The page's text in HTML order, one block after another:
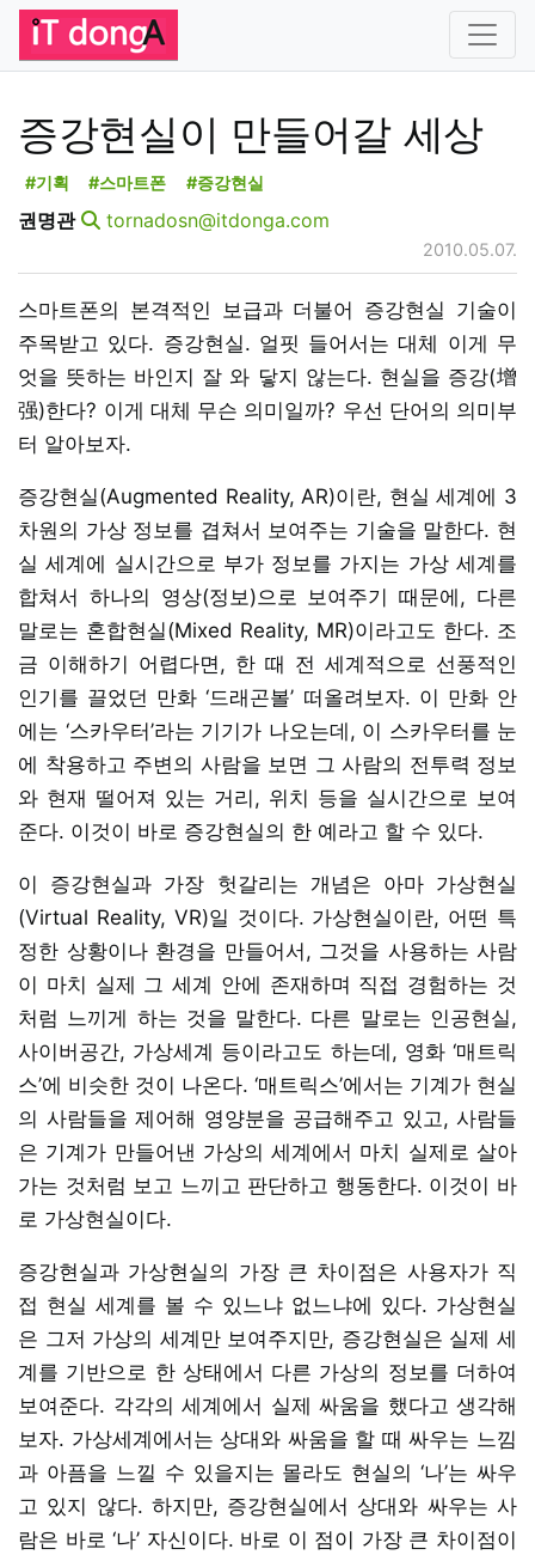
증강현실이 만들어갈 세상
#기획 #스마트폰 #증강현실
권명관 tornadosn@itdonga.com
2010.05.07.
스마트폰의 본격적인 보급과 더불어 증강현실 기술이
주목받고 있다. 증강현실. 얼핏 들어서는 대체 이게 무
엇을 뜻하는 바인지 잘 와 닿지 않는다. 현실을 증강(增
强)한다? 이게 대체 무슨 의미일까? 우선 단어의 의미부
터 알아보자.
증강현실(Augmented Reality, AR)이란, 현실 세계에 3
차원의 가상 정보를 겹쳐서 보여주는 기술을 말한다. 현
실 세계에 실시간으로 부가 정보를 가지는 가상 세계를
합쳐서 하나의 영상(정보)으로 보여주기 때문에, 다른
말로는 혼합현실(Mixed Reality, MR)이라고도 한다. 조
금 이해하기 어렵다면, 한 때 전 세계적으로 선풍적인
인기를 끌었던 만화 ‘드래곤볼’ 떠올려보자. 이 만화 안
에는 ‘스카우터’라는 기기가 나오는데, 이 스카우터를 눈
에 착용하고 주변의 사람을 보면 그 사람의 전투력 정보
와 현재 떨어져 있는 거리, 위치 등을 실시간으로 보여
준다. 이것이 바로 증강현실의 한 예라고 할 수 있다.
이 증강현실과 가장 헛갈리는 개념은 아마 가상현실
(Virtual Reality, VR)일 것이다. 가상현실이란, 어떤 특
정한 상황이나 환경을 만들어서, 그것을 사용하는 사람
이 마치 실제 그 세계 안에 존재하며 직접 경험하는 것
처럼 느끼게 하는 것을 말한다. 다른 말로는 인공현실,
사이버공간, 가상세계 등이라고도 하는데, 영화 ‘매트릭
스’에 비슷한 것이 나온다. ‘매트릭스’에서는 기계가 현실
의 사람들을 제어해 영양분을 공급해주고 있고, 사람들
은 기계가 만들어낸 가상의 세계에서 마치 실제로 살아
가는 것처럼 보고 느끼고 판단하고 행동한다. 이것이 바
로 가상현실이다.
증강현실과 가상현실의 가장 큰 차이점은 사용자가 직
접 현실 세계를 볼 수 있느냐 없느냐에 있다. 가상현실
은 그저 가상의 세계만 보여주지만, 증강현실은 실제 세
계를 기반으로 한 상태에서 다른 가상의 정보를 더하여
보여준다. 각각의 세계에서 실제 싸움을 했다고 생각해
보자. 가상세계에서는 상대와 싸움을 할 때 싸우는 느낌
과 아픔을 느낄 수 있을지는 몰라도 현실의 ‘나’는 싸우
고 있지 않다. 하지만, 증강현실에서 상대와 싸우는 사
람은 바로 ‘나’ 자신이다. 바로 이 점이 가장 큰 차이점이